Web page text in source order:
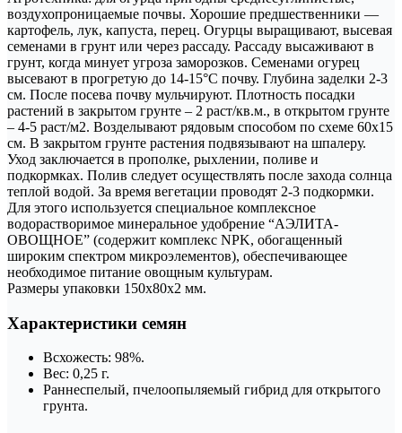
воздухопроницаемые почвы. Хорошие предшественники —
картофель, лук, капуста, перец. Огурцы выращивают, высевая
семенами в грунт или через рассаду. Рассаду высаживают в
грунт, когда минует угроза заморозков. Семенами огурец
высевают в прогретую до 14-15°С почву. Глубина заделки 2-3
см. После посева почву мульчируют. Плотность посадки
растений в закрытом грунте – 2 раст/кв.м., в открытом грунте
– 4-5 раст/м2. Возделывают рядовым способом по схеме 60х15
см. В закрытом грунте растения подвязывают на шпалеру.
Уход заключается в прополке, рыхлении, поливе и
подкормках. Полив следует осуществлять после захода солнца
теплой водой. За время вегетации проводят 2-3 подкормки.
Для этого используется специальное комплексное
водорастворимое минеральное удобрение “АЭЛИТА-
ОВОЩНОЕ” (содержит комплекс NPK, обогащенный
широким спектром микроэлементов), обеспечивающее
необходимое питание овощным культурам.
Размеры упаковки 150x80x2 мм.
Характеристики семян
Всхожесть: 98%.
Вес: 0,25 г.
Раннеспелый, пчелоопыляемый гибрид для открытого
грунта.